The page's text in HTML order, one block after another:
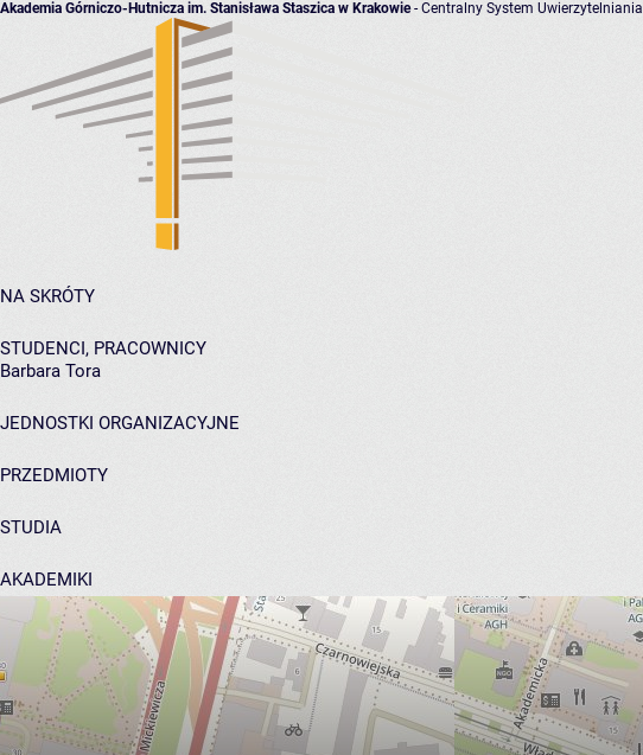
Akademia Górniczo-Hutnicza im. Stanisława Staszica w Krakowie- Centralny System Uwierzytelniania
NA SKRÓTY
STUDENCI, PRACOWNICY
Barbara Tora
JEDNOSTKI ORGANIZACYJNE
PRZEDMIOTY
STUDIA
AKADEMIKI
POMOC